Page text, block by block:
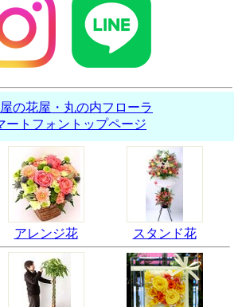
の花屋・丸の内フローラ
ートフォントップページ
アレンジ花 スタンド花